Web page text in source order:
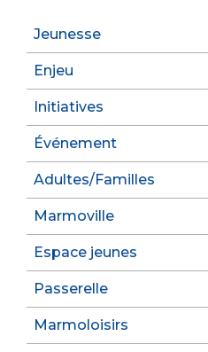
Jeunesse
Enjeu
Initiatives
Événement
Adultes/Familles
Marmoville
Espace jeunes
Passerelle
Marmoloisirs